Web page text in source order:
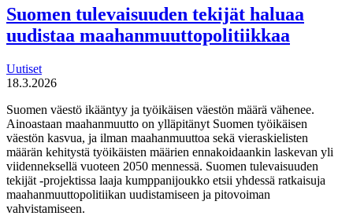
liikuntaneuvontapalvelun
kirjaamisen,
lähettämisen
käytännöistä
Suomen tulevaisuuden tekijät haluaa
uudistaa maahanmuuttopolitiikkaa
Uutiset
18.3.2026
Suomen väestö ikääntyy ja työikäisen väestön määrä vähenee.
Ainoastaan maahanmuutto on ylläpitänyt Suomen työikäisen
väestön kasvua, ja ilman maahanmuuttoa sekä vieraskielisten
määrän kehitystä työikäisten määrien ennakoidaankin laskevan yli
viidenneksellä vuoteen 2050 mennessä. Suomen tulevaisuuden
tekijät -projektissa laaja kumppanijoukko etsii yhdessä ratkaisuja
maahanmuuttopolitiikan uudistamiseen ja pitovoiman
vahvistamiseen.